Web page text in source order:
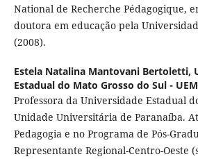
National de Recherche Pédagogique,
doutora em educação pela
(2008).
Estela Natalina Mantovani Bertoletti,
Estadual do Mato Grosso do Sul -
Professora da Universidade Estadual
Unidade Universitária de Paranaíba.
Pedagogia e no Programa de Pós-
Representante Regional-Centro-Oeste